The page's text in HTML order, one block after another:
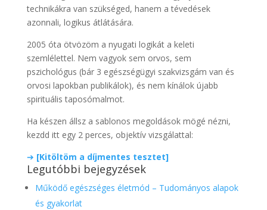
technikákra van szükséged, hanem a tévedések
azonnali, logikus átlátására.
2005 óta ötvözöm a nyugati logikát a keleti
szemlélettel. Nem vagyok sem orvos, sem
pszichológus (bár 3 egészségügyi szakvizsgám van és
orvosi lapokban publikálok), és nem kínálok újabb
spirituális taposómalmot.
Ha készen állsz a sablonos megoldások mögé nézni,
kezdd itt egy 2 perces, objektív vizsgálattal:
➔ [Kitöltöm a díjmentes tesztet]
Legutóbbi bejegyzések
Működő egészséges életmód – Tudományos alapok
és gyakorlat